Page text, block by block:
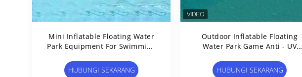
Mini Inflatable Floating Water
Park Equipment For Swimming
HUBUNGI SEKARANG
Outdoor Inflatable Floating
Water Park Game Anti - UV
HUBUNGI SEKARANG